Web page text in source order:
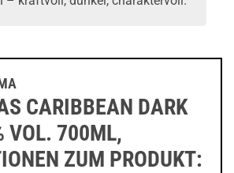
CARIBBEAN DARK
VOL. 700ML,
ZUM PRODUKT: